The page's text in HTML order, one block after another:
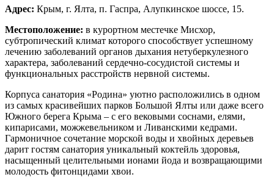
Адрес: Крым, г. Ялта, п. Гаспра, Алупкинское шоссе, 15.
Местоположение: в курортном местечке Мисхор,
субтропический климат которого способствует успешному
лечению заболеваний органов дыхания нетуберкулезного
характера, заболеваний сердечно-сосудистой системы и
функциональных расстройств нервной системы.
Корпуса санатория «Родина» уютно расположились в одном
из самых красивейших парков Большой Ялты или даже всего
Южного берега Крыма – с его вековыми соснами, елями,
кипарисами, можжевельником и Ливанскими кедрами.
Гармоничное сочетание морской воды и хвойных деревьев
дарит гостям санатория уникальный коктейль здоровья,
насыщенный целительными ионами йода и возвращающими
молодость фитонцидами хвои.